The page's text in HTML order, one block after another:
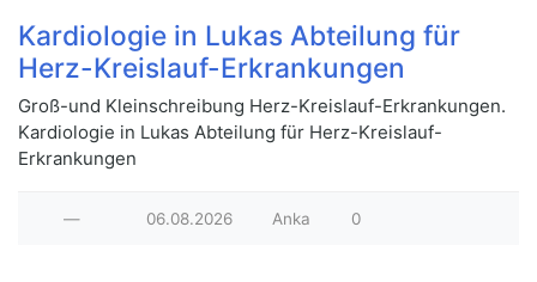
Kardiologie in Lukas Abteilung für
Herz-Kreislauf-Erkrankungen
Groß-und Kleinschreibung Herz-Kreislauf-Erkrankungen.
Kardiologie in Lukas Abteilung für Herz-Kreislauf-
Erkrankungen
— 06.08.2026 Anka 0